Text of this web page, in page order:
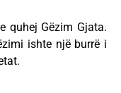
quhej Gëzim Gjata.
ishte një burrë i